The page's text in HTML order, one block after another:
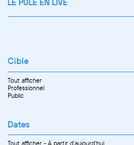
Cible
Tout afficher
Professionnel
Public
Dates